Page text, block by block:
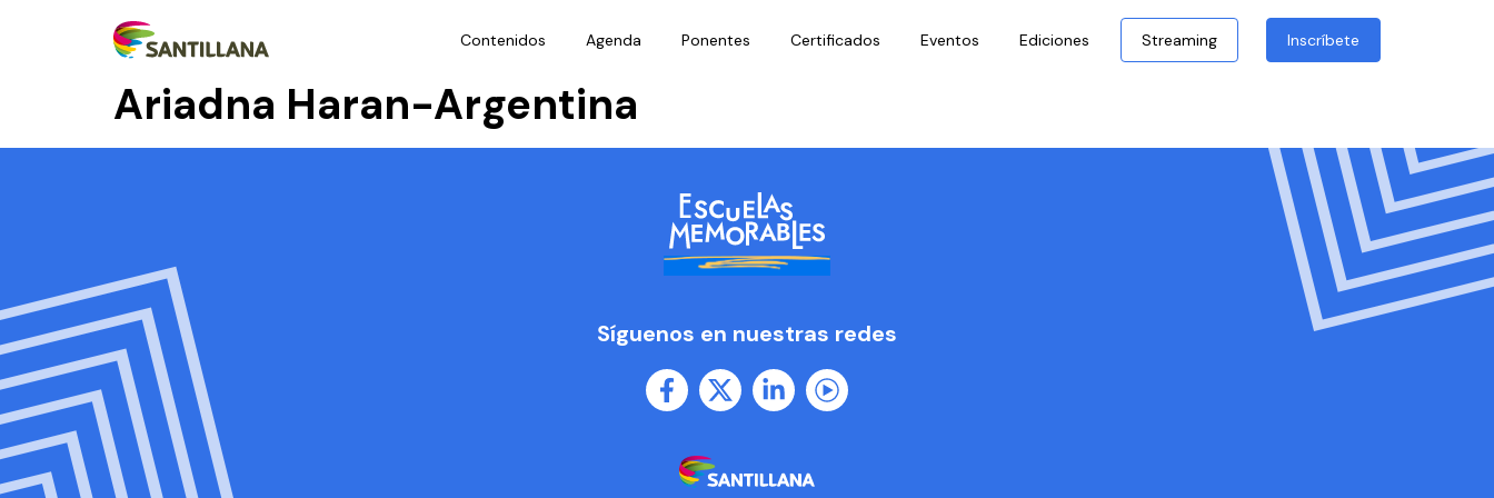
Contenidos Agenda Ponentes Certificados Eventos Ediciones Streaming Inscríbete
Ariadna Haran-Argentina
Síguenos en nuestras redes